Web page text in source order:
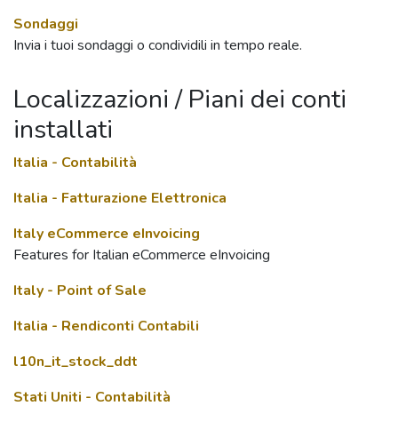
Sondaggi
Invia i tuoi sondaggi o condividili in tempo reale.
Localizzazioni / Piani dei conti
installati
Italia - Contabilità
Italia - Fatturazione Elettronica
Italy eCommerce eInvoicing
Features for Italian eCommerce eInvoicing
Italy - Point of Sale
Italia - Rendiconti Contabili
l10n_it_stock_ddt
Stati Uniti - Contabilità